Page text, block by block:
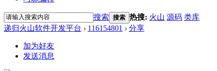
搜索 搜索 热搜: 火山 源码 类库
递归火山软件开发平台 › 116154801 › 分享
加为好友
发送消息